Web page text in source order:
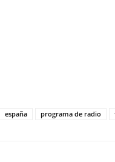
españa programa de radio